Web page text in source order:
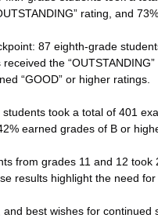
rating, and
87 eighth-grade
the
“GOOD” or higher ratings.
took a total of 401
earned grades of B or
from grades 11 and 12
results highlight the need
best wishes for continued